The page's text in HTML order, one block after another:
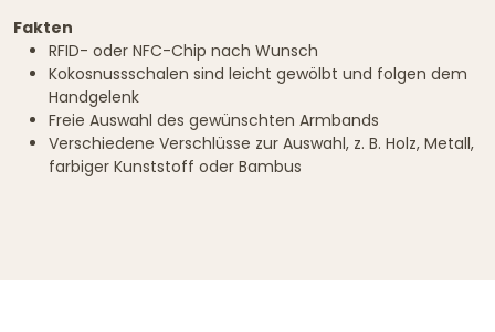
Fakten
RFID- oder NFC-Chip nach Wunsch
Kokosnussschalen sind leicht gewölbt und folgen dem
Handgelenk
Freie Auswahl des gewünschten Armbands
Verschiedene Verschlüsse zur Auswahl, z. B. Holz, Metall,
farbiger Kunststoff oder Bambus